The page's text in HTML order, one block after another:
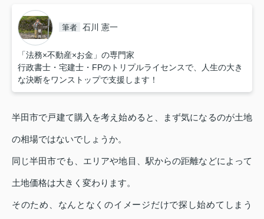
筆者 石川 憲一
「法務×不動産×お金」の専門家
行政書士・宅建士・FPのトリプルライセンスで、人生の大き
な決断をワンストップで支援します！
半田市で戸建て購入を考え始めると、まず気になるのが土地
の相場ではないでしょうか。
同じ半田市でも、エリアや地目、駅からの距離などによって
土地価格は大きく変わります。
そのため、なんとなくのイメージだけで探し始めてしまう